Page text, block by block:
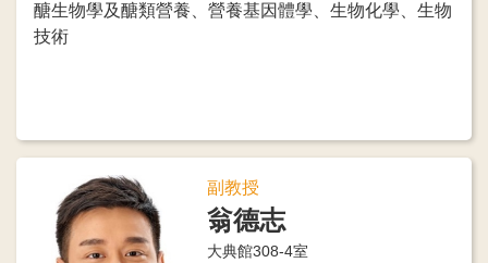
醣生物學及醣類營養、營養基因體學、生物化學、生物
技術
副教授
翁德志
大典館308-4室